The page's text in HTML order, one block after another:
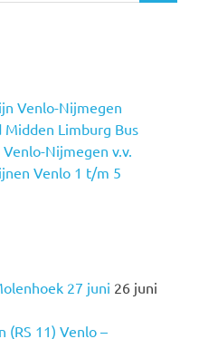
Venlo-Nijmegen
Limburg Bus
Nijmegen v.v.
Venlo 1 t/m 5
27 juni 26 juni
(RS 11) Venlo –